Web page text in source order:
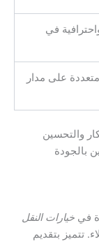
في
على مدار
والتحسين
بالجودة
في خيارات النقل
تتميز بتقديم